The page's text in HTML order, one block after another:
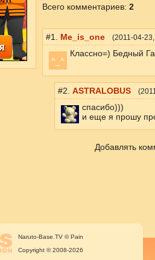
Всего комментариев: 2
#1. Me_is_one (2011-04-23
^_^
Классно=) Бедный
#2. ASTRALOBUS (
спасибо)))
и еще я прошу
Добавлять
Naruto-Base.TV © Pain
Copyright © 2008-2026